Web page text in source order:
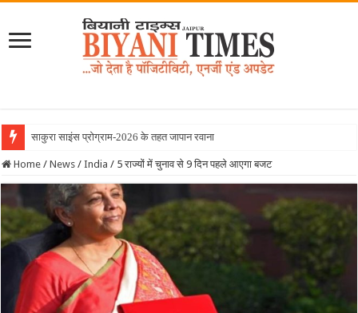
साकुरा साइंस प्रोग्राम-2026 के तहत जापान रवाना हुई बियानी ग्र
Home / News / India / 5 राज्यों में चुनाव से 9 दिन पहले आएगा बजट